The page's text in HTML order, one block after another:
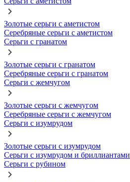
Золотые серьги с аметистом
Серебряные серьги с аметистом
Серьги с гранатом
Золотые серьги с гранатом
Серебряные серьги с гранатом
Серьги с жемчугом
Золотые серьги с жемчугом
Серебряные серьги с жемчугом
Серьги с изумрудом
Золотые серьги с изумрудом
Серьги с изумрудом и бриллиантами
Серьги с рубином